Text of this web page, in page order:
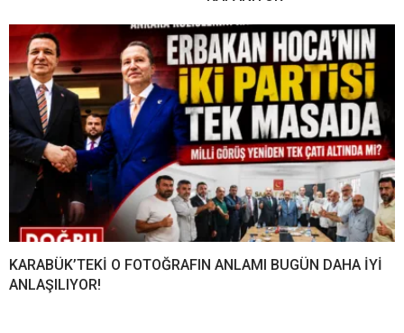
KARABÜK’TEKİ O FOTOĞRAFIN ANLAMI BUGÜN DAHA İYİ
ANLAŞILIYOR!